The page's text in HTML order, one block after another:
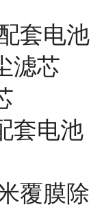
套电池
滤芯
套电池
覆膜除